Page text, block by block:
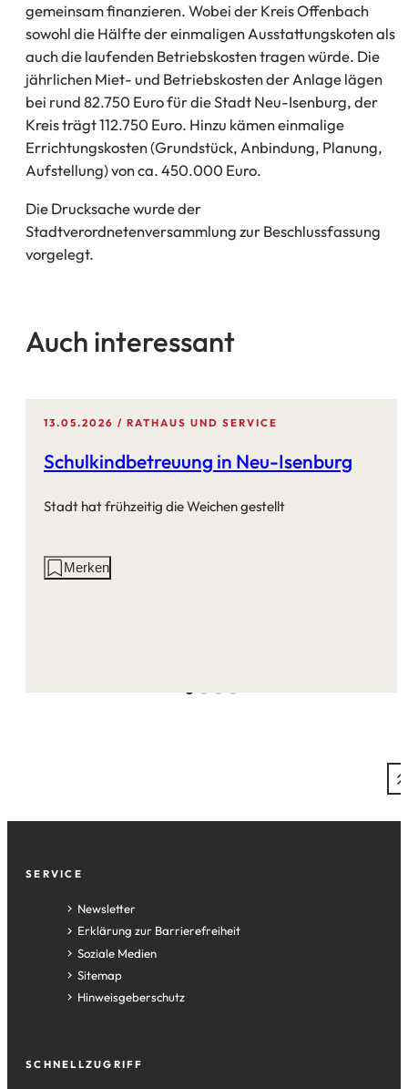
gemeinsam finanzieren. Wobei der Kreis Offenbach
sowohl die Hälfte der einmaligen Ausstattungskoten als
auch die laufenden Betriebskosten tragen würde. Die
jährlichen Miet- und Betriebskosten der Anlage lägen
bei rund 82.750 Euro für die Stadt Neu-Isenburg, der
Kreis trägt 112.750 Euro. Hinzu kämen einmalige
Errichtungskosten (Grundstück, Anbindung, Planung,
Aufstellung) von ca. 450.000 Euro.
Die Drucksache wurde der
Stadtverordnetenversammlung zur Beschlussfassung
vorgelegt.
Auch interessant
13.05.2026 RATHAUS UND SERVICE
Schulkindbetreuung in Neu-Isenburg
Stadt hat frühzeitig die Weichen gestellt
AktionenMerken
Fußzeile
SERVICE
Newsletter
Erklärung zur Barrierefreiheit
Soziale Medien
Sitemap
Hinweisgeberschutz
SCHNELLZUGRIFF